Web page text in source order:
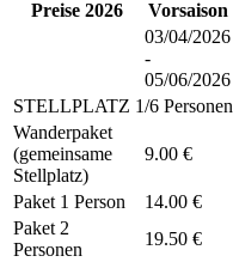
Preise 2026 Vorsaison
03/04/2026
-
05/06/2026
STELLPLATZ 1/6 Personen
Wanderpaket
(gemeinsame
Stellplatz)
9.00 €
Paket 1 Person 14.00 €
Paket 2
Personen
19.50 €